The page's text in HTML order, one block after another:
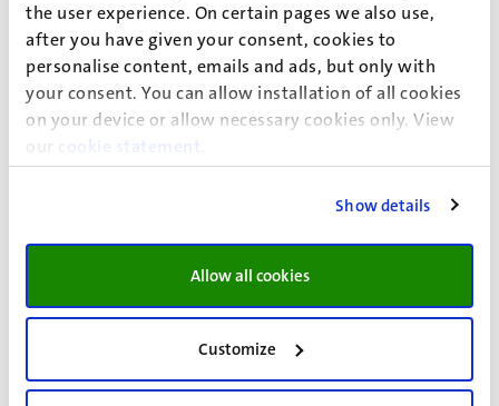
the user experience. On certain pages we also use,
after you have given your consent, cookies to
personalise content, emails and ads, but only with
your consent. You can allow installation of all cookies
on your device or allow necessary cookies only. View
our
cookie statement
Show details
Allow all cookies
Customize
Verhuis je binnen Nederland, kom je uit het buitenland, of
ga je juist over de grens wonen. Schrijf je in ieder geval in
bij de gemeente waar je gaat wonen. Ga je in Maastricht
wonen, dan kun je hulp krijgen met inschrijven.
Lees meer
Huurteam Zuid-Limburg
Probleem met je borg of huurcontract, betaal je te veel
huur of servicekosten, wordt je studentenhuis slecht
die woonruimte huren, kunnen advies en begeleiding
krijgen van het Huurteam Zuid-Limburg.